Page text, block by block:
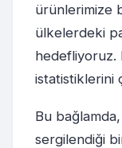
ürünlerimize
ülkelerdeki
hedefliyoruz.
istatistiklerini
Bu
sergilendiği